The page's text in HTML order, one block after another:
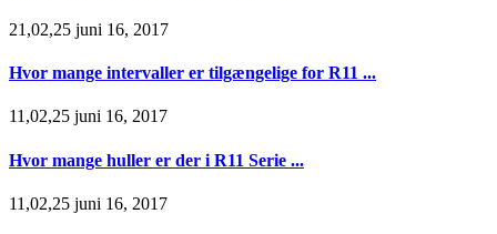
21,02,25 juni 16, 2017
Hvor mange intervaller er tilgængelige for R11 ...
11,02,25 juni 16, 2017
Hvor mange huller er der i R11 Serie ...
11,02,25 juni 16, 2017